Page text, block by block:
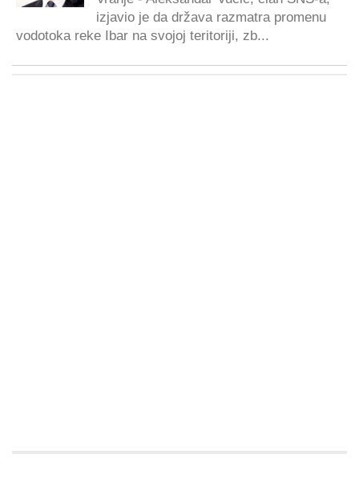
izjavio je da država razmatra promenu
vodotoka reke Ibar na svojoj teritoriji, zb...